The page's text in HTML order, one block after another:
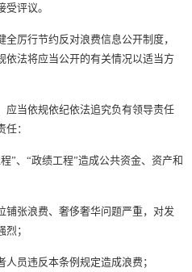
评议。
厉行节约反对浪费信息公开制度，
依法将应当公开的有关情况以适当方
当依规依纪依法追究负有领导责任
：
、“政绩工程”造成公共资金、资产和
张浪费、奢侈奢华问题严重，对发
；
员违反本条例规定造成浪费；